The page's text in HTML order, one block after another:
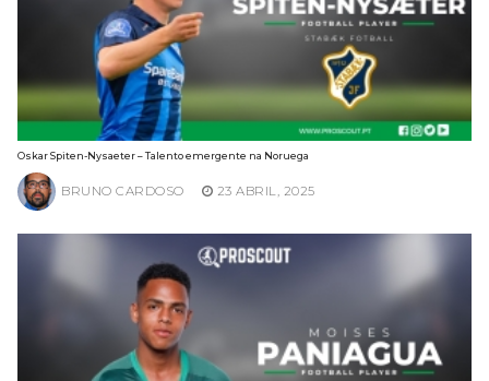
Oskar Spiten-Nysaeter – Talento emergente na Noruega
BRUNO CARDOSO 23 ABRIL, 2025